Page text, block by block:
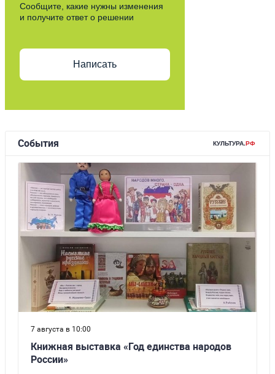
Сообщите, какие нужны изменения
и получите ответ о решении
Написать